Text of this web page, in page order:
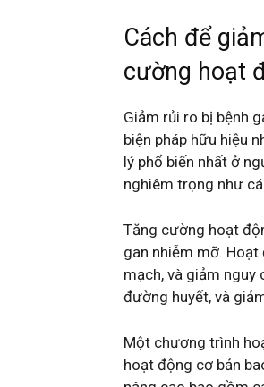
Cách để
cường hoạt
Giảm rủi ro bị bệnh
biện pháp hữu hiệu
lý phổ biến nhất ở
nghiêm trọng như
Tăng cường hoạt
gan nhiễm mỡ.
mạch, và giảm nguy
đường huyết, và
Một chương trình
hoạt động cơ bản